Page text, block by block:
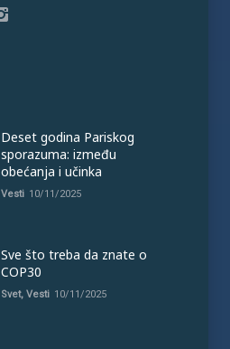
Deset godina Pariskog
sporazuma: između
obećanja i učinka
Vesti 10/11/2025
Sve što treba da znate o
COP30
Svet, Vesti 10/11/2025